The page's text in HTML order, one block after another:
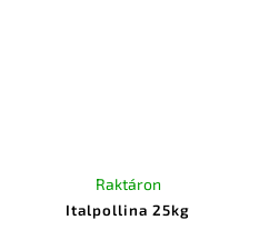
Italpollina 25kg
Raktáron